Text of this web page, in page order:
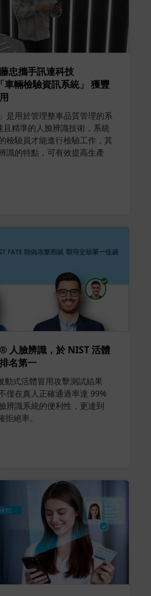
忠攜手訊連科技
輛檢驗資訊系統」 獲豐
是用於管理整車品質管理的系
精準的人臉辨識技術，系統
檢驗員才能進行檢驗工作，其
識的特點，可有效提高生產
人臉辨識，於 NIST 活體
名第一
動式活體冒用攻擊測試結果
僅在真人正確通過率達 99%
辨識系統的便利性，更達到
絕率。